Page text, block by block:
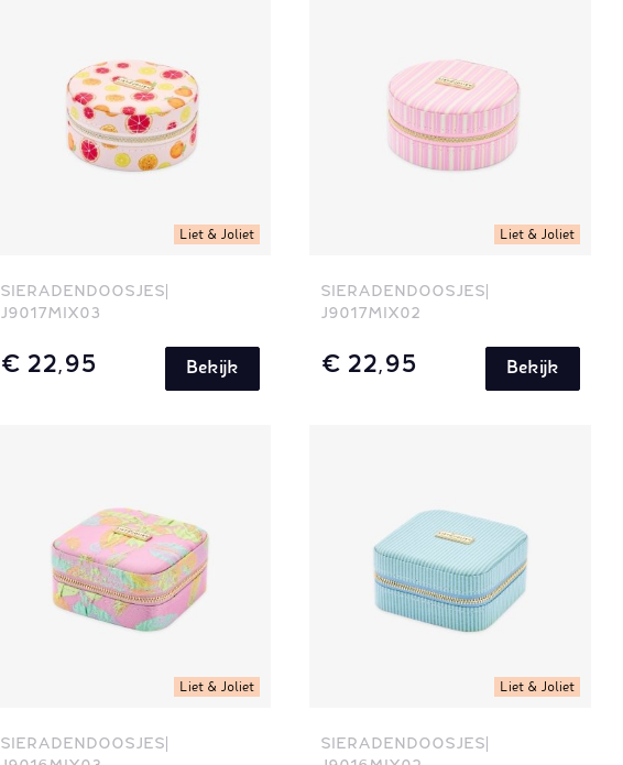
Liet & Joliet
SIERADENDOOSJES
J9017MIX03
€ 22,95 Bekijk
Liet & Joliet
SIERADENDOOSJES
J9017MIX02
€ 22,95 Bekijk
Liet & Joliet
SIERADENDOOSJES
Liet & Joliet
SIERADENDOOSJES